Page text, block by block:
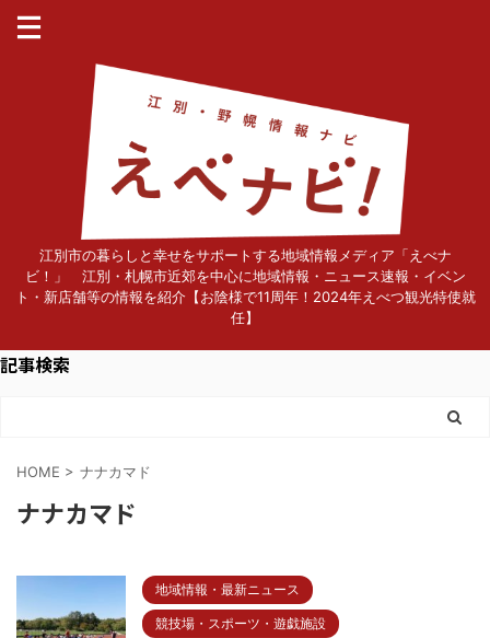
江別市の暮らしと幸せをサポートする地域情報メディア「えべナ
ビ！」 江別・札幌市近郊を中心に地域情報・ニュース速報・イベン
ト・新店舗等の情報を紹介【お陰様で11周年！2024年えべつ観光特使就
任】
記事検索
HOME > ナナカマド
ナナカマド
地域情報・最新ニュース
競技場・スポーツ・遊戯施設